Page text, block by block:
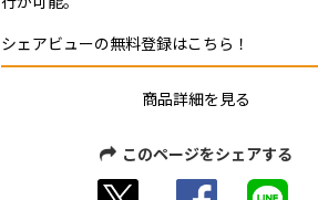
シェアビューの無料登録はこちら！
商品詳細を見る
このページをシェアする